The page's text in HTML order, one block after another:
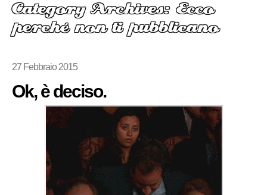
Category Archives: Ecco
perché non ti pubblicano
27 Febbraio 2015
Ok, è deciso.